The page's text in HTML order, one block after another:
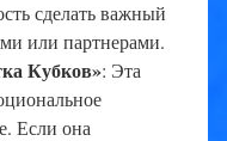
сделать важный
или партнерами.
Кубков»: Эта
Если она